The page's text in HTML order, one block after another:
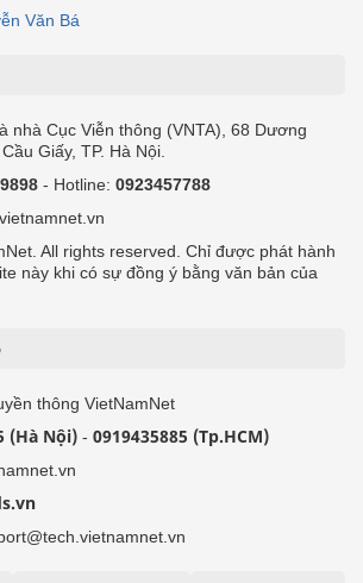
Văn Bá
nhà Cục Viễn thông (VNTA), 68 Dương
Giấy, TP. Hà Nội.
- Hotline: 0923457788
All rights reserved. Chỉ được phát hành
này khi có sự đồng ý bằng văn bản của
thông VietNamNet
(Hà Nội) - 0919435885 (Tp.HCM)